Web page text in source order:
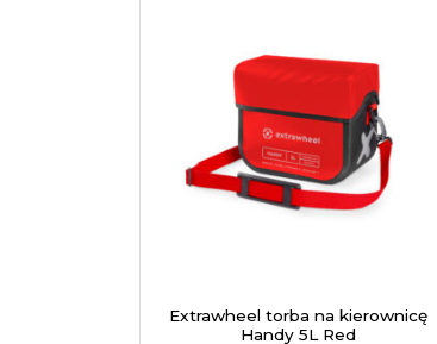
Extrawheel torba na kierownicę
Handy 5L Red